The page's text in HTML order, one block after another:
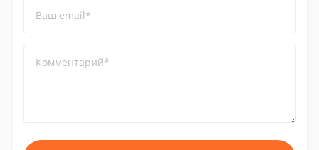
Ваш email*
Комментарий*